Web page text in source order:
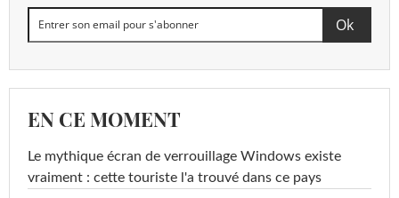
EN CE MOMENT
Le mythique écran de verrouillage Windows existe
vraiment : cette touriste l'a trouvé dans ce pays